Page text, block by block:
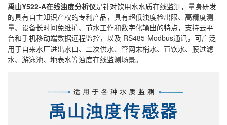
禹山Y522-A在线浊度分析仪是针对饮用水水质在线监测，量身研发
的具有自主知识产权的专利产品，具有超低浊度检出限、高精度测
量、设备长时间免维护、节水工作和数字化输出的特点，支持云平
台和手机移动端数据远程监控，以及 RS485-Modbus通讯，可广泛
用于自来水厂进出水口、二次供水、管网末梢水、直饮水、膜过滤
水、游泳池、地表水等浊度在线监测场景。